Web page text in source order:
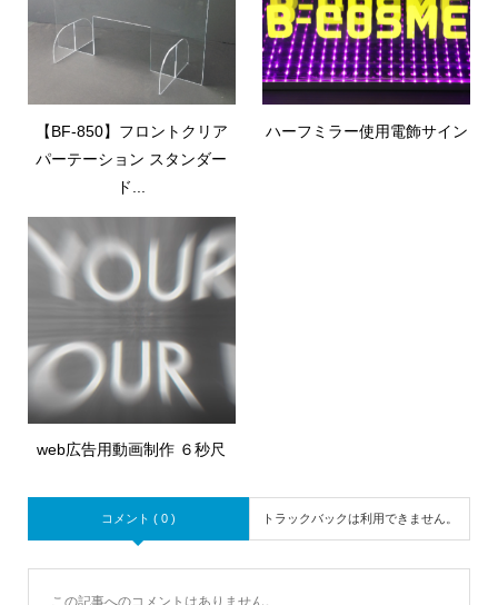
【BF-850】フロントクリア
パーテーション スタンダー
ド...
ハーフミラー使用電飾サイン
web広告用動画制作 ６秒尺
コメント ( 0 ) トラックバックは利用できません。